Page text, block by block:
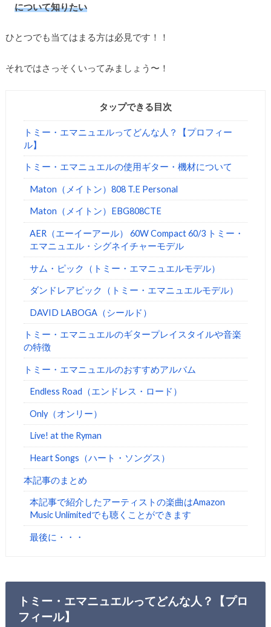
について知りたい
ひとつでも当てはまる方は必見です！！
それではさっそくいってみましょう〜！
タップできる目次
トミー・エマニュエルってどんな人？【プロフィー
ル】
トミー・エマニュエルの使用ギター・機材について
Maton（メイトン）808 T.E Personal
Maton（メイトン）EBG808CTE
AER（エーイーアール） 60W Compact 60/3 トミー・
エマニュエル・シグネイチャーモデル
サム・ピック（トミー・エマニュエルモデル）
ダンドレアピック（トミー・エマニュエルモデル）
DAVID LABOGA（シールド）
トミー・エマニュエルのギタープレイスタイルや音楽
の特徴
トミー・エマニュエルのおすすめアルバム
Endless Road（エンドレス・ロード）
Only（オンリー）
Live! at the Ryman
Heart Songs（ハート・ソングス）
本記事のまとめ
本記事で紹介したアーティストの楽曲はAmazon
Music Unlimitedでも聴くことができます
最後に・・・
トミー・エマニュエルってどんな人？【プロ
フィール】